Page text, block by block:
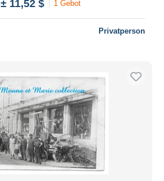
± 11,52 $ 1 Gebot
Privatperson